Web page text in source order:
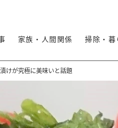
家族・人間関係 掃除・暮
けが究極に美味いと話題